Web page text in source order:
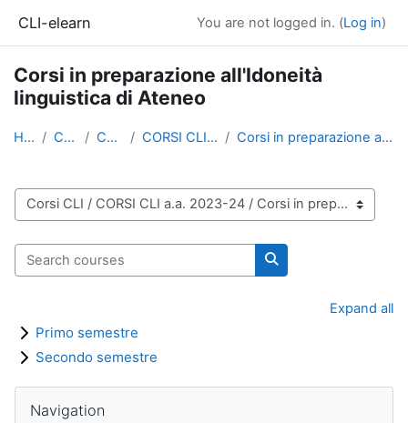
CLI-elearn You are not logged in. (Log in)
Corsi in preparazione all'Idoneità
linguistica di Ateneo
Home Courses Corsi CLI CORSI CLI a.a. 2023-24 Corsi in preparazione all'Idoneità linguistica di ...
Course categories
Search courses
Search courses
Expand all
Primo semestre
Secondo semestre
Blocks
Navigation